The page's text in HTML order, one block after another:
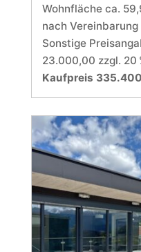
Wohnfläche ca.
nach Vereinbarung
Sonstige
23.000,00 zzgl. 20
Kaufpreis 335.400